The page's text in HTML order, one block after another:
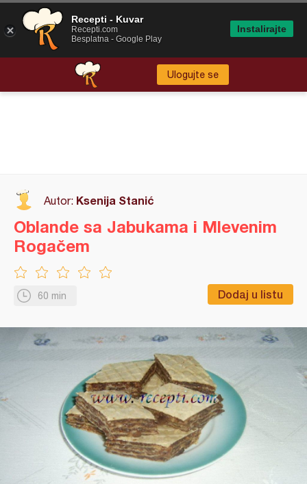
Ulogujte se
Autor: Ksenija Stanić
60 min Dodaj u listu
Oblande sa Jabukama i Mlevenim
Rogačem
Recepti - Kuvar
Recepti.com
Besplatna - Google Play
Instalirajte